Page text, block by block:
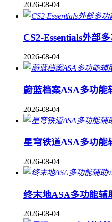
2026-08-04
CS2-Essentials外部
2026-08-04
蔚蓝档案ASA多功能
2026-08-04
星穹铁道ASA多功能
2026-08-04
终末地ASA多功能辅
2026-08-04